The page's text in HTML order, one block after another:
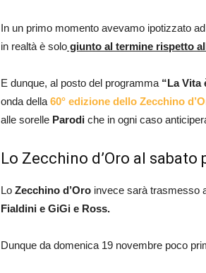
In un primo momento avevamo ipotizzato
in realtà è solo giunto al termine rispetto
E dunque, al posto del programma “La Vita
onda della 60° edizione dello Zecchino
alle sorelle Parodi che in ogni caso
Lo Zecchino d’Oro al sabato
Lo Zecchino d’Oro invece sarà trasmesso
Fialdini e GiGi e Ross.
Dunque da domenica 19 novembre poco